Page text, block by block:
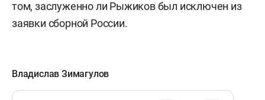
том, заслуженно ли Рыжиков был исключен из
заявки сборной России.
Владислав Зимагулов